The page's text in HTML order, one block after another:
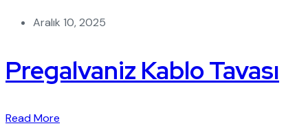
Aralık 10, 2025
Pregalvaniz Kablo Tavası
Read More